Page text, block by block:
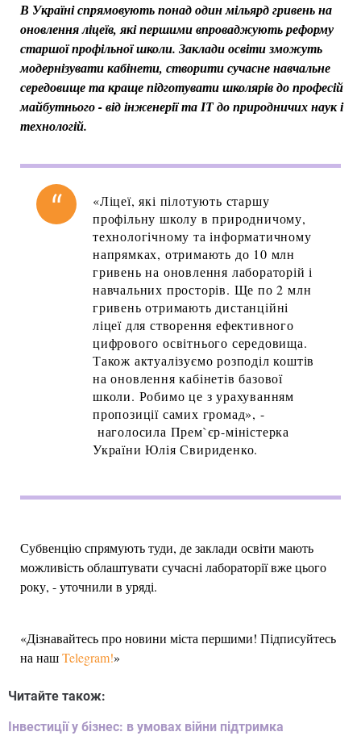
В Україні спрямовують понад один мільярд гривень на
оновлення ліцеїв, які першими впроваджують реформу
старшої профільної школи. Заклади освіти зможуть
модернізувати кабінети, створити сучасне навчальне
середовище та краще підготувати школярів до професій
майбутнього - від інженерії та ІТ до природничих наук і
технологій.
«Ліцеї, які пілотують старшу
профільну школу в природничому,
технологічному та інформатичному
напрямках, отримають до 10 млн
гривень на оновлення лабораторій і
навчальних просторів. Ще по 2 млн
гривень отримають дистанційні
ліцеї для створення ефективного
цифрового освітнього середовища.
Також актуалізуємо розподіл коштів
на оновлення кабінетів базової
школи. Робимо це з урахуванням
пропозиції самих громад», -
наголосила Прем`єр-міністерка
України Юлія Свириденко.
Субвенцію спрямують туди, де заклади освіти мають
можливість облаштувати сучасні лабораторії вже цього
року, - уточнили в уряді.
«Дізнавайтесь про новини міста першими! Підписуйтесь
на нашTelegram!»
Читайте також:
Інвестиції у бізнес: в умовах війни підтримка